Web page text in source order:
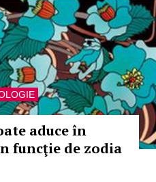
aduce în
funcţie de zodia